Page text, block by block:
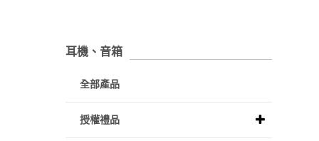
耳機、音箱
全部產品
授權禮品